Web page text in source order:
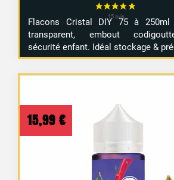
Flacons Cristal DIY 75 à
transparent, embout
sécurité enfant. Idéal stockage &
15,99 €